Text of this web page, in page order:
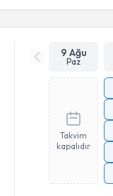
9 Ağu
Paz
Takvim
kapalıdır